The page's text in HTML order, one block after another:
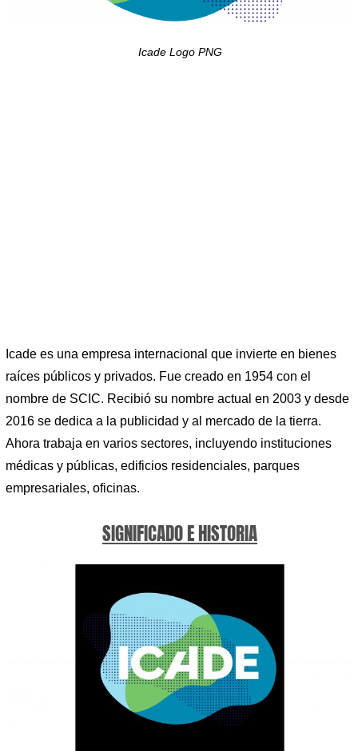
Icade Logo PNG
Icade es una empresa internacional que invierte en bienes
raíces públicos y privados. Fue creado en 1954 con el
nombre de SCIC. Recibió su nombre actual en 2003 y desde
2016 se dedica a la publicidad y al mercado de la tierra.
Ahora trabaja en varios sectores, incluyendo instituciones
médicas y públicas, edificios residenciales, parques
empresariales, oficinas.
SIGNIFICADO E HISTORIA